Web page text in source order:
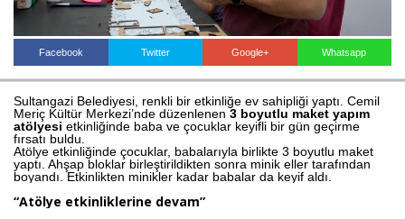
Facebook Twitter Google+ Whatsapp
Sultangazi Belediyesi, renkli bir etkinliğe ev sahipliği yaptı. Cemil
Meriç Kültür Merkezi’nde düzenlenen 3 boyutlu maket yapım
atölyesi etkinliğinde baba ve çocuklar keyifli bir gün geçirme
fırsatı buldu.
Atölye etkinliğinde çocuklar, babalarıyla birlikte 3 boyutlu maket
yaptı. Ahşap bloklar birleştirildikten sonra minik eller tarafından
boyandı. Etkinlikten minikler kadar babalar da keyif aldı.
“Atölye etkinliklerine devam”
Haberin Doğru Adresi.